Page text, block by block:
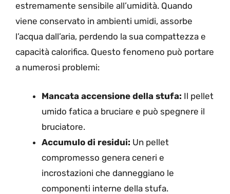
estremamente sensibile all’umidità. Quando
viene conservato in ambienti umidi, assorbe
l’acqua dall’aria, perdendo la sua compattezza e
capacità calorifica. Questo fenomeno può portare
a numerosi problemi:
Mancata accensione della stufa: Il pellet
umido fatica a bruciare e può spegnere il
bruciatore.
Accumulo di residui: Un pellet
compromesso genera ceneri e
incrostazioni che danneggiano le
componenti interne della stufa.